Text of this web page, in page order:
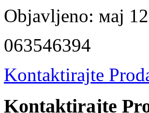
Objavljeno: мај 12
063546394
Kontaktirajte
Kontaktirajte